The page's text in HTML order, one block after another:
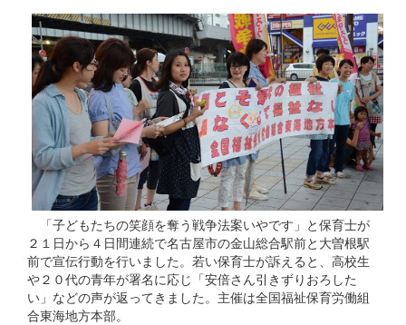
「子どもたちの笑顔を奪う戦争法案いやです」と保育士が
２１日から４日間連続で名古屋市の金山総合駅前と大曽根駅
前で宣伝行動を行いました。若い保育士が訴えると、高校生
や２０代の青年が署名に応じ「安倍さん引きずりおろした
い」などの声が返ってきました。主催は全国福祉保育労働組
合東海地方本部。